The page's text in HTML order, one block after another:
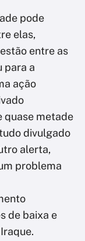
pode
elas,
entre as
para a
ação
quase metade
divulgado
alerta,
problema
de baixa e